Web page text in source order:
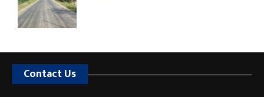
Contact Us